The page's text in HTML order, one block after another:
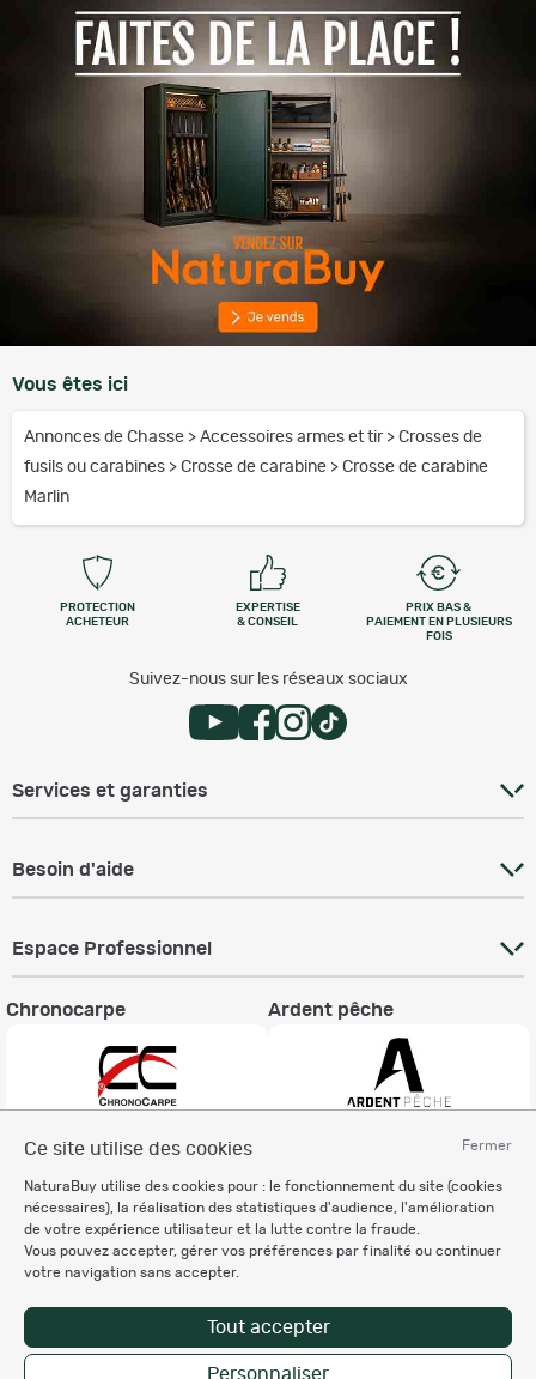
Fermer
Ce site utilise des cookies
NaturaBuy utilise des cookies pour : le fonctionnement du site (cookies
nécessaires), la réalisation des statistiques d'audience, l'amélioration
de votre expérience utilisateur et la lutte contre la fraude.
Vous pouvez accepter, gérer vos préférences par finalité ou continuer
votre navigation sans accepter.
Tout accepter
Personnaliser
Vous êtes ici
Annonces de Chasse > Accessoires armes et tir > Crosses de
fusils ou carabines > Crosse de carabine > Crosse de carabine
Marlin
PROTECTION
ACHETEUR
EXPERTISE
& CONSEIL
PRIX BAS &
PAIEMENT EN PLUSIEURS
FOIS
Suivez-nous sur les réseaux sociaux
Services et garanties
Besoin d'aide
Espace Professionnel
Chronocarpe Ardent pêche
Charte éthique
Mentions légales
Règlement & Conditions d'utilisation
Politique de protection
des données personnelles
Personnalisation des cookies